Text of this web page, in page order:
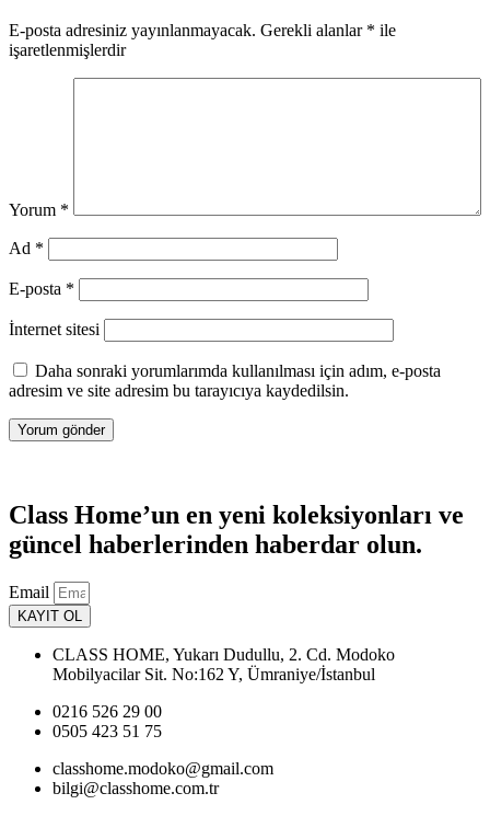
E-posta adresiniz yayınlanmayacak. Gerekli alanlar * ile
işaretlenmişlerdir
Yorum *
Ad *
E-posta *
İnternet sitesi
Daha sonraki yorumlarımda kullanılması için adım, e-posta
adresim ve site adresim bu tarayıcıya kaydedilsin.
Class Home’un en yeni koleksiyonları ve
güncel haberlerinden haberdar olun.
Email
KAYIT OL
CLASS HOME, Yukarı Dudullu, 2. Cd. Modoko
Mobilyacilar Sit. No:162 Y, Ümraniye/İstanbul
0216 526 29 00
0505 423 51 75
classhome.modoko@gmail.com
bilgi@classhome.com.tr